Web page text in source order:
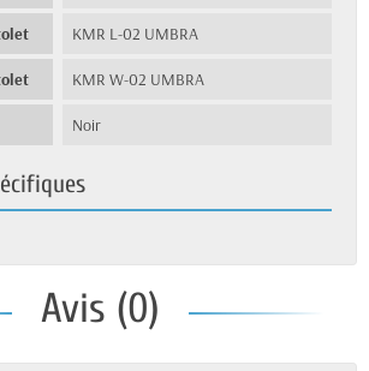
KMR L-02 UMBRA
KMR W-02 UMBRA
Noir
Avis (0)